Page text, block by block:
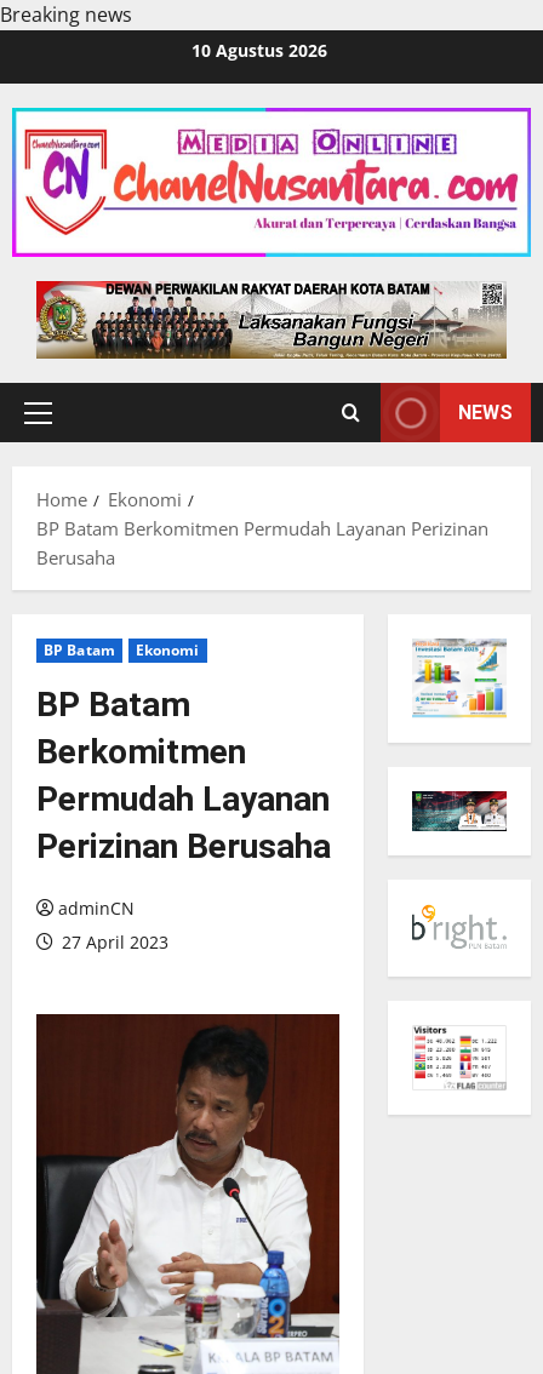
Breaking news
content
10 Agustus 2026
Primary
NEWS
Home
Ekonomi
BP Batam Berkomitmen Permudah Layanan Perizinan
Berusaha
BP Batam Ekonomi
BP Batam
Berkomitmen
Permudah Layanan
Perizinan Berusaha
adminCN
27 April 2023